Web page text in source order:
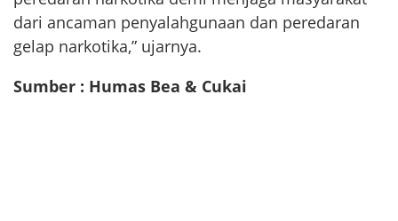
dari ancaman penyalahgunaan dan peredaran
gelap narkotika,” ujarnya.
Sumber : Humas Bea & Cukai